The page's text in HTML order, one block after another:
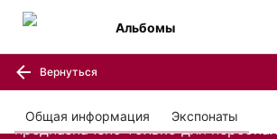
Содержание настоящего сайта,
изображения и текстовую
предназначено только для
Альбомы
Вернуться
Общая информация Экспонаты